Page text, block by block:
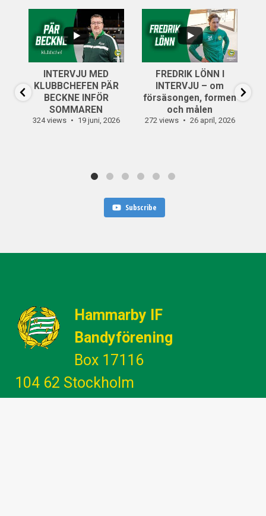
...
14
0
INTERVJU MED
KLUBBCHEFEN PÄR
BECKNE INFÖR
SOMMAREN
324 views 19 juni, 2026
6
0
FREDRIK LÖNN I
INTERVJU – om
försäsongen, formen
och målen
272 views 26 april, 2026
Subscribe
Hammarby IF
Bandyförening
Box 17116
104 62 Stockholm